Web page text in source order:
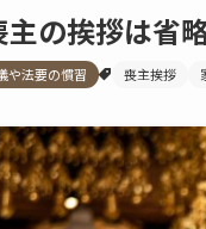
の挨拶は省
や法要の慣習 喪主挨拶